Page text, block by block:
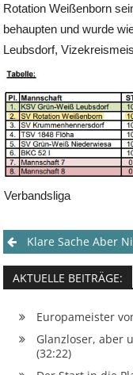
Rotation Weißenborn
behaupten und wurde
Leubsdorf,
Verbandsliga
Post
navigation
Klare Sache Aber Nicht Ohne
AKTUELLE BEITRÄGE:
Europameister
Glanzloser, aber
(32:22)